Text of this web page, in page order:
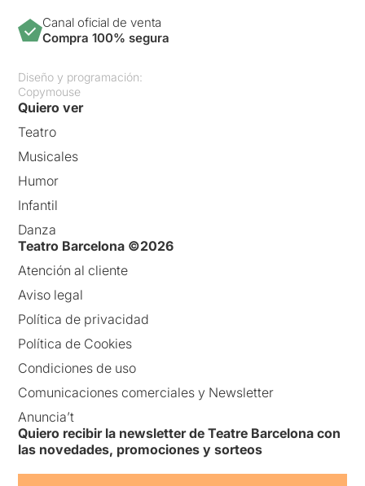
Canal oficial de venta
Compra 100% segura
Diseño y programación:
Copymouse
Quiero ver
Teatro
Musicales
Humor
Infantil
Danza
Teatro Barcelona ©2026
Atención al cliente
Aviso legal
Política de privacidad
Política de Cookies
Condiciones de uso
Comunicaciones comerciales y Newsletter
Anuncia’t
Quiero recibir la newsletter de Teatre Barcelona con
las novedades, promociones y sorteos